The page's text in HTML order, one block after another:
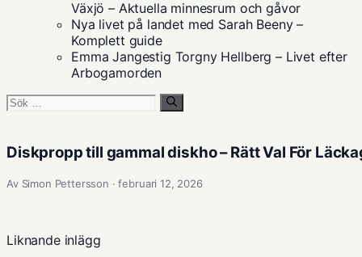
Växjö – Aktuella minnesrum och gåvor
Nya livet på landet med Sarah Beeny –
Komplett guide
Emma Jangestig Torgny Hellberg – Livet efter
Arbogamorden
Sök
Diskpropp till gammal diskho – Rätt Val För
Av Simon Pettersson · februari 12, 2026
Liknande inlägg